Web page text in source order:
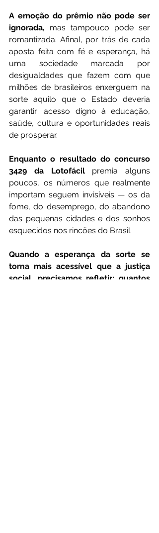
A emoção do prêmio não pode ser
ignorada, mas tampouco pode ser
romantizada. Afinal, por trás de cada
aposta feita com fé e esperança, há
uma sociedade marcada por
desigualdades que fazem com que
milhões de brasileiros enxerguem na
sorte aquilo que o Estado deveria
garantir: acesso digno à educação,
saúde, cultura e oportunidades reais
de prosperar.
Enquanto o resultado do concurso
3429 da Lotofácil premia alguns
poucos, os números que realmente
importam seguem invisíveis — os da
fome, do desemprego, do abandono
das pequenas cidades e dos sonhos
esquecidos nos rincões do Brasil.
Quando a esperança da sorte se
torna mais acessível que a justiça
social, precisamos refletir: quantos